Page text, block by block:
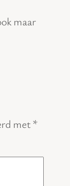
maar
met*